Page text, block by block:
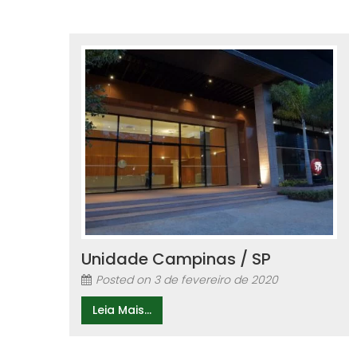
Unidade Campinas / SP
Posted on 3 de fevereiro de 2020
Leia Mais...